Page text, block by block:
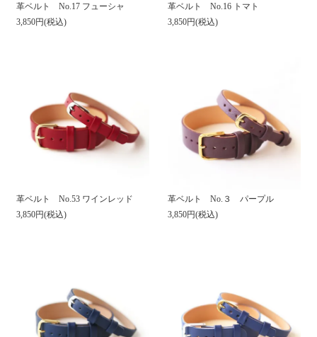
革ベルト No.17 フューシャ
3,850円(税込)
革ベルト No.16 トマト
3,850円(税込)
革ベルト No.53 ワインレッド
3,850円(税込)
革ベルト No.３ パープル
3,850円(税込)